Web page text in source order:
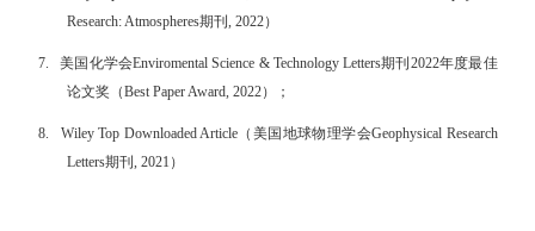
Research: Atmospheres期刊, 2022）
7.美国化学会Enviromental Science & Technology Letters期刊2022年度最佳
论文奖（Best Paper Award, 2022）；
8. Wiley Top Downloaded Article（美国地球物理学会Geophysical Research
Letters期刊, 2021）